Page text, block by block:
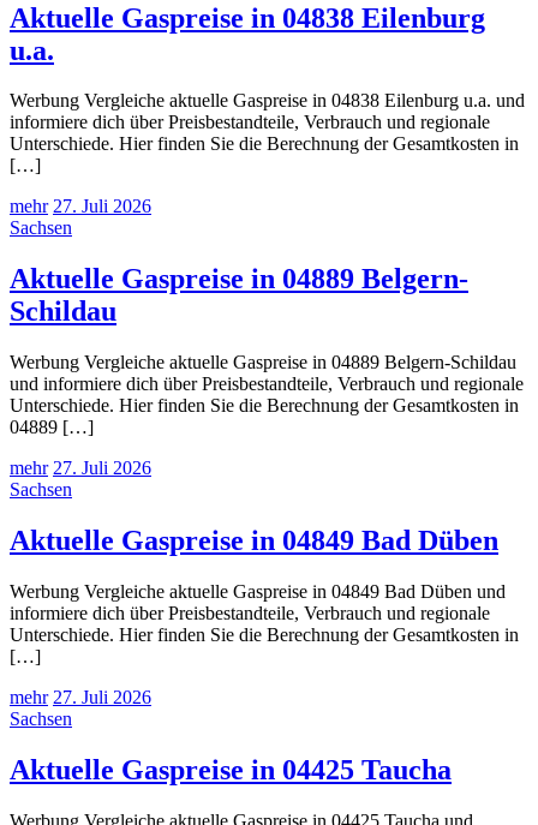
Aktuelle Gaspreise in 04838 Eilenburg
u.a.
Werbung Vergleiche aktuelle Gaspreise in 04838 Eilenburg u.a. und
informiere dich über Preisbestandteile, Verbrauch und regionale
Unterschiede. Hier finden Sie die Berechnung der Gesamtkosten in
[…]
mehr 27. Juli 2026
Sachsen
Aktuelle Gaspreise in 04889 Belgern-
Schildau
Werbung Vergleiche aktuelle Gaspreise in 04889 Belgern-Schildau
und informiere dich über Preisbestandteile, Verbrauch und regionale
Unterschiede. Hier finden Sie die Berechnung der Gesamtkosten in
04889 […]
mehr 27. Juli 2026
Sachsen
Aktuelle Gaspreise in 04849 Bad Düben
Werbung Vergleiche aktuelle Gaspreise in 04849 Bad Düben und
informiere dich über Preisbestandteile, Verbrauch und regionale
Unterschiede. Hier finden Sie die Berechnung der Gesamtkosten in
[…]
mehr 27. Juli 2026
Sachsen
Aktuelle Gaspreise in 04425 Taucha
Werbung Vergleiche aktuelle Gaspreise in 04425 Taucha und